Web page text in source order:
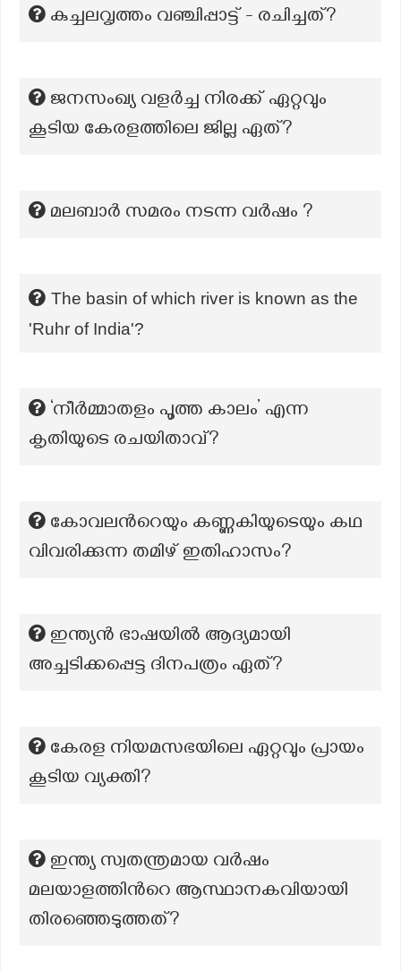
കുച്ചലവൃത്തം വഞ്ചിപ്പാട്ട് - രചിച്ചത്?
ജനസംഖ്യ വളർച്ച നിരക്ക് ഏറ്റവും
കൂടിയ കേരളത്തിലെ ജില്ല ഏത്?
മലബാർ സമരം നടന്ന വർഷം ?
The basin of which river is known as the
'Ruhr of India'?
‘നീർമ്മാതളം പൂത്ത കാലം’ എന്ന
കൃതിയുടെ രചയിതാവ്?
കോവലന്‍റെയും കണ്ണകിയുടെയും കഥ
വിവരിക്കുന്ന തമിഴ് ഇതിഹാസം?
ഇന്ത്യൻ ഭാഷയിൽ ആദ്യമായി
അച്ചടിക്കപ്പെട്ട ദിനപത്രം ഏത്?
കേരള നിയമസഭയിലെ ഏറ്റവും പ്രായം
കൂടിയ വ്യക്തി?
ഇന്ത്യ സ്വതന്ത്രമായ വർഷം
മലയാളത്തിൻറെ ആസ്ഥാനകവിയായി
തിരഞ്ഞെടുത്തത്?